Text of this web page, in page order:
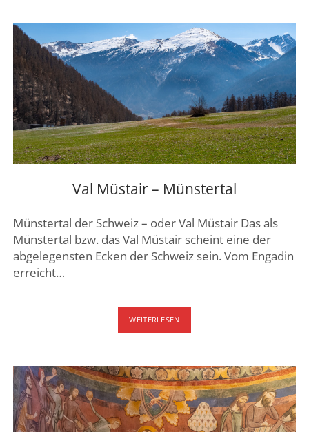
MÜSTAIR
Val Müstair – Münstertal
Münstertal der Schweiz – oder Val Müstair Das als
Münstertal bzw. das Val Müstair scheint eine der
abgelegensten Ecken der Schweiz sein. Vom Engadin
erreicht…
WEITERLESENVAL
MÜSTAIR